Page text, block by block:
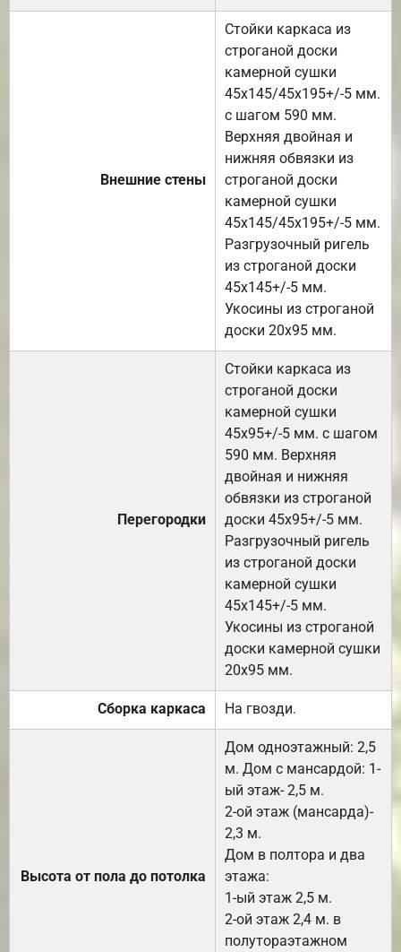
Внешние стены
Стойки каркаса из
строганой доски
камерной сушки
45х145/45х195+/-5 мм.
с шагом 590 мм.
Верхняя двойная и
нижняя обвязки из
строганой доски
камерной сушки
45х145/45х195+/-5 мм.
Разгрузочный ригель
из строганой доски
45х145+/-5 мм.
Укосины из строганой
доски 20х95 мм.
Перегородки
Стойки каркаса из
строганой доски
камерной сушки
45х95+/-5 мм. с шагом
590 мм. Верхняя
двойная и нижняя
обвязки из строганой
доски 45х95+/-5 мм.
Разгрузочный ригель
из строганой доски
камерной сушки
45х145+/-5 мм.
Укосины из строганой
доски камерной сушки
20х95 мм.
Сборка каркаса На гвозди.
Высота от пола до потолка
Дом одноэтажный: 2,5
м. Дом с мансардой: 1-
ый этаж- 2,5 м.
2-ой этаж (мансарда)-
2,3 м.
Дом в полтора и два
этажа:
1-ый этаж 2,5 м.
2-ой этаж 2,4 м. в
полутораэтажном